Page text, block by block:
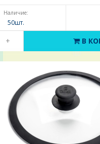
Наличие:
50шт.
+ В